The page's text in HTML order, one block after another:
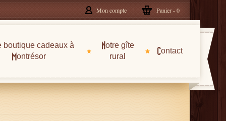
Mon compte Panier 0
boutique cadeaux à
Montrésor
Notre gîte
rural
Contact